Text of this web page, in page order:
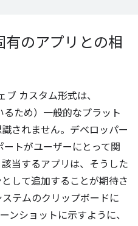
有のアプリとの相
ブ カスタム形式は、
るため）一般的なプラット
されません。デベロッパー
トがユーザーにとって関
当するアプリは、そうした
して追加することが期待さ
テムのクリップボードに
ンショットに示すように、